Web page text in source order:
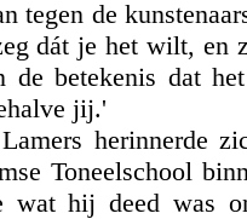
tegen de
dát je het wilt, en
de betekenis dat
jij.'
herinnerde
Toneelschool
wat hij deed was